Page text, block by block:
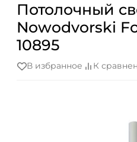
Потолочный
Nowodvorski
10895
В избранное К